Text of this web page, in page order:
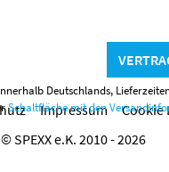
Impressum Cookie
Deutschlands,
Schaltfläche mit den
© SPEXX e.K. 2010 - 2026